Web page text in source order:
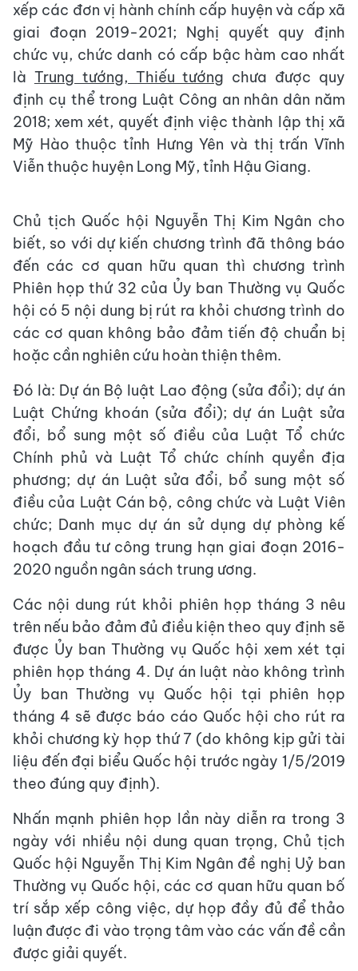
xếp các đơn vị hành chính cấp huyện và cấp xã
giai đoạn 2019-2021; Nghị quyết quy định
chức vụ, chức danh có cấp bậc hàm cao nhất
là Trung tướng, Thiếu tướng chưa được quy
định cụ thể trong Luật Công an nhân dân năm
2018; xem xét, quyết định việc thành lập thị xã
Mỹ Hào thuộc tỉnh Hưng Yên và thị trấn Vĩnh
Viễn thuộc huyện Long Mỹ, tỉnh Hậu Giang.
Chủ tịch Quốc hội Nguyễn Thị Kim Ngân cho
biết, so với dự kiến chương trình đã thông báo
đến các cơ quan hữu quan thì chương trình
Phiên họp thứ 32 của Ủy ban Thường vụ Quốc
hội có 5 nội dung bị rút ra khỏi chương trình do
các cơ quan không bảo đảm tiến độ chuẩn bị
hoặc cần nghiên cứu hoàn thiện thêm.
Đó là: Dự án Bộ luật Lao động (sửa đổi); dự án
Luật Chứng khoán (sửa đổi); dự án Luật sửa
đổi, bổ sung một số điều của Luật Tổ chức
Chính phủ và Luật Tổ chức chính quyền địa
phương; dự án Luật sửa đổi, bổ sung một số
điều của Luật Cán bộ, công chức và Luật Viên
chức; Danh mục dự án sử dụng dự phòng kế
hoạch đầu tư công trung hạn giai đoạn 2016-
2020 nguồn ngân sách trung ương.
Các nội dung rút khỏi phiên họp tháng 3 nêu
trên nếu bảo đảm đủ điều kiện theo quy định sẽ
được Ủy ban Thường vụ Quốc hội xem xét tại
phiên họp tháng 4. Dự án luật nào không trình
Ủy ban Thường vụ Quốc hội tại phiên họp
tháng 4 sẽ được báo cáo Quốc hội cho rút ra
khỏi chương kỳ họp thứ 7 (do không kịp gửi tài
liệu đến đại biểu Quốc hội trước ngày 1/5/2019
theo đúng quy định).
Nhấn mạnh phiên họp lần này diễn ra trong 3
ngày với nhiều nội dung quan trọng, Chủ tịch
Quốc hội Nguyễn Thị Kim Ngân đề nghị Uỷ ban
Thường vụ Quốc hội, các cơ quan hữu quan bố
trí sắp xếp công việc, dự họp đầy đủ để thảo
luận được đi vào trọng tâm vào các vấn đề cần
được giải quyết.